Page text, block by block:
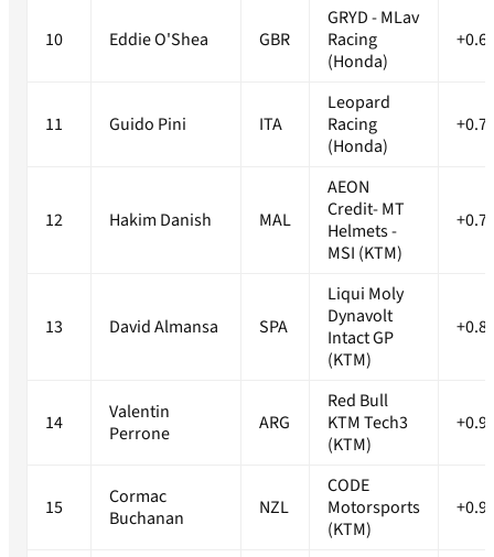
10 Eddie O'Shea GBR
GRYD - MLav
Racing
(Honda)
11 Guido Pini ITA
Leopard
Racing
(Honda)
12 Hakim Danish MAL
AEON
Credit- MT
Helmets -
MSI (KTM)
13 David Almansa SPA
Liqui Moly
Dynavolt
Intact GP
(KTM)
14
Valentin
Perrone
ARG
Red Bull
KTM Tech3
(KTM)
15
Cormac
Buchanan
NZL
CODE
Motorsports
(KTM)